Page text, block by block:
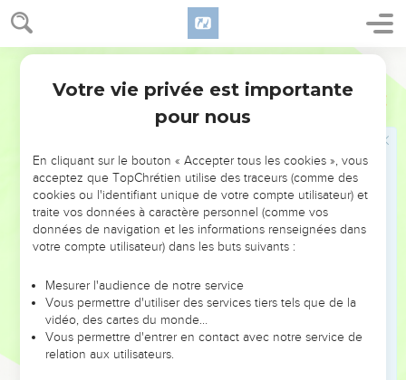
Ezéchiel 32
Sépulcre avec leurs armes de guerre, et sous la tête
desquels on a mis leurs épées. Leurs iniquités couvrent leurs
ossements, car ils furent la terreur des hommes vaillants sur
la terre des vivants.
Toi aussi, tu seras brisé au milieu des incirconcis, et tu
Là est Édom, ses rois et ses princes, qui malgré leur
vaillance ont été mis au nombre de ceux que l'épée a
blessés à mort ; ils sont couchés avec les incirconcis, et avec
ceux qui descendent dans la fosse.
Là sont tous les princes du nord, et tous les Sidoniens, qui
sont descendus avec les blessés à mort, malgré la terreur
qu'inspirait leur vaillance ; ils sont confus, étendus, ces
incirconcis, avec ceux que l'épée a blessés à mort, et ils
portent leur ignominie, avec ceux qui descendent dans la
fosse.
Votre vie privée est importante
pour nous
En cliquant sur le bouton « Accepter tous les cookies », vous
acceptez que TopChrétien utilise des traceurs (comme des
cookies ou l'identifiant unique de votre compte utilisateur) et
traite vos données à caractère personnel (comme vos
données de navigation et les informations renseignées dans
votre compte utilisateur) dans les buts suivants :
Mesurer l'audience de notre service
Vous permettre d'utiliser des services tiers tels que de la
vidéo, des cartes du monde…
Vous permettre d'entrer en contact avec notre service de
relation aux utilisateurs.